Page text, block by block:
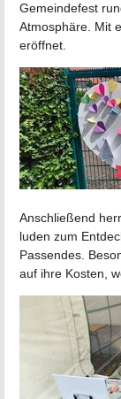
Gemeindefest
Atmosphäre. Mit
eröffnet.
Anschließend
luden zum
Passendes.
auf ihre Kosten,